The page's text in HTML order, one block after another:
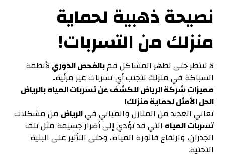
نصيحة ذهبية لحماية
منزلك من التسربات!
لا تنتظر حتى تظهر المشاكل قمبالفحص الدوري لأنظمة
السباكة في منزلك لتجنب أي تسربات غير مرئية.
مميزات شركة الرياض للكشف عنتسربات المياه بالرياض
الحل الأمثل لحماية منزلك!
تعاني العديد من المنازل والمباني فيالرياض من مشكلات
تسربات المياه التي قد تؤدي إلى أضرار جسيمة مثل تلف
الجدران، وارتفاع فاتورة المياه، وحتى التأثير على البنية
التحتية.